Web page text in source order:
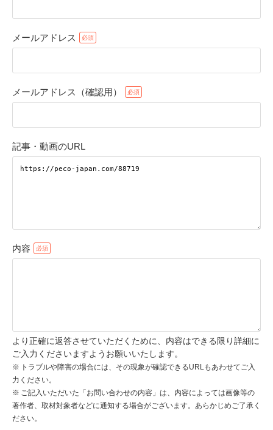
メールアドレス
メールアドレス（確認用）
記事・動画のURL
内容
より正確に返答させていただくために、内容はできる限り詳細に
ご入力くださいますようお願いいたします。
トラブルや障害の場合には、その現象が確認できるURLもあわせてご入
力ください。
ご記入いただいた「お問い合わせの内容」は、内容によっては画像等の
著作者、取材対象者などに通知する場合がございます。あらかじめご了承く
ださい。
アプリで開く